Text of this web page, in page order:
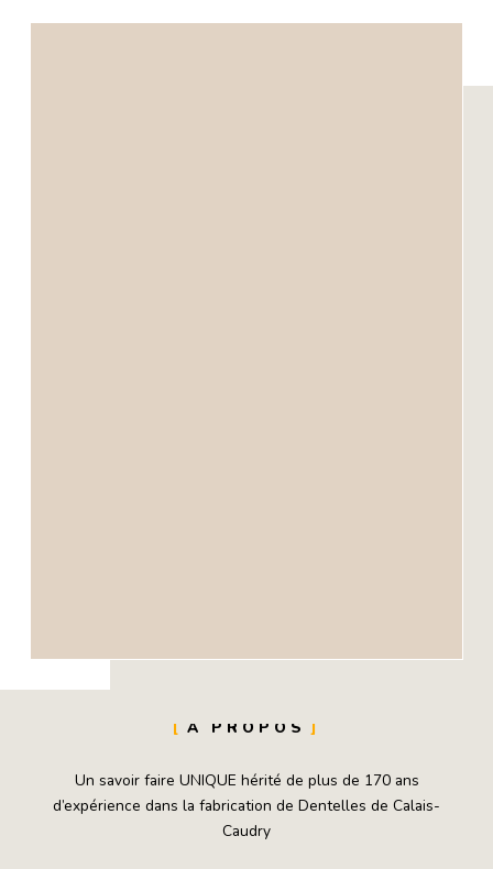
À PROPOS
Un savoir faire UNIQUE hérité de plus de 170 ans
d’expérience dans la fabrication de Dentelles de Calais-
Caudry